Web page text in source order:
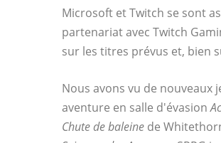
Microsoft et Twitch se sont
partenariat avec Twitch
sur les titres prévus et, bien
Nous avons vu de nouveaux
aventure en salle d'évasion
Chute de baleine de